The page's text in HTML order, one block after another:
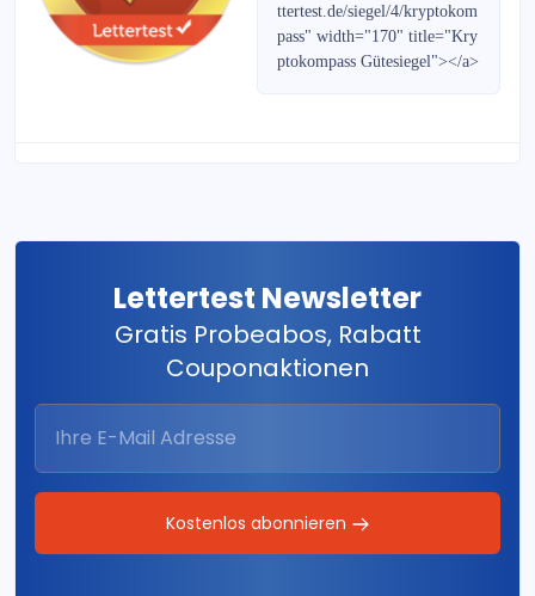
Strategie-Report
PortfolioJournal
Gold & Silber Handelssignale
Zürcher Goldbrief
Aktien-Monitor
RohstoffJournal DERIVATE
ttertest.de/siegel/4/kryptokom
pass" width="170" title="Kry
ptokompass Gütesiegel"></a>
Lettertest Newsletter
Gratis Probeabos, Rabatt
Couponaktionen
Kostenlos abonnieren